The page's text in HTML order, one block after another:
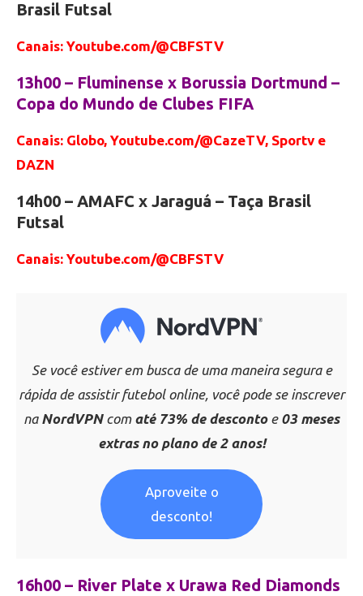
Brasil Futsal
Canais: Youtube.com/@CBFSTV
13h00 – Fluminense x Borussia Dortmund –
Copa do Mundo de Clubes FIFA
Canais: Globo, Youtube.com/@CazeTV, Sportv e
DAZN
14h00 – AMAFC x Jaraguá – Taça Brasil
Futsal
Canais: Youtube.com/@CBFSTV
Se você estiver em busca de uma maneira segura e
rápida de assistir futebol online, você pode se inscrever
na NordVPNcom até 73% de descontoe 03 meses
extras no plano de 2 anos!
Aproveite o
desconto!
16h00 – River Plate x Urawa Red Diamonds